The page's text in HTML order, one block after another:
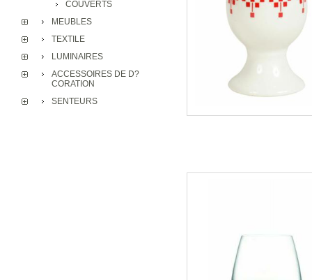
COUVERTS
MEUBLES
TEXTILE
LUMINAIRES
ACCESSOIRES DE D?
CORATION
SENTEURS